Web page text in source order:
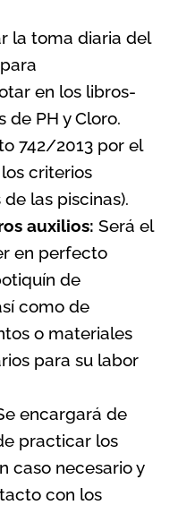
la toma diaria del
en los libros-
de PH y Cloro.
742/2013 por el
criterios
las piscinas).
auxilios: Será el
en perfecto
de
como de
o materiales
para su labor
encargará de
practicar los
caso necesario y
con los